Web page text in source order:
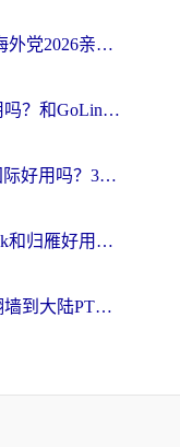
Quickback和云帆哪个好？海外党2026亲测指南：选对加速器大陆工具，无缝刷国内剧玩国服
海外党必看：斧牛VPN好用吗？和GoLinkVPN对比哪个回国效果更好？
海外党必看：斧牛和夏时国际好用吗？3步选对回国加速器，无缝刷国内资源
海外党踩坑指南：Quickback和归雁好用吗？选对加速器才能无缝刷国内资源
海外党必看：如何用VPN翻墙到大陆PTT？一篇解决你所有回国加速痛点